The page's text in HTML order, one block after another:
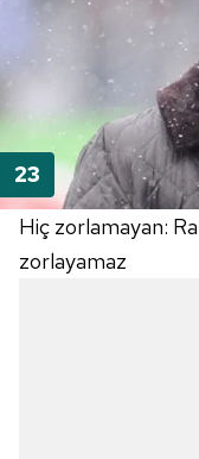
Hiç zorlamayan:
zorlayamaz